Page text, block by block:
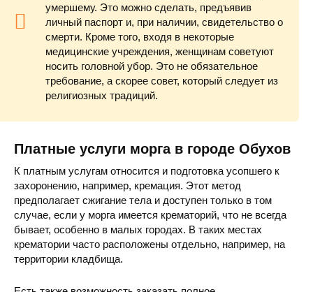
умершему. Это можно сделать, предъявив
личный паспорт и, при наличии, свидетельство о
смерти. Кроме того, входя в некоторые
медицинские учреждения, женщинам советуют
носить головной убор. Это не обязательное
требование, а скорее совет, который следует из
религиозных традиций.
Платные услуги морга в городе Обухов
К платным услугам относится и подготовка усопшего к
захоронению, например, кремация. Этот метод
предполагает сжигание тела и доступен только в том
случае, если у морга имеется крематорий, что не всегда
бывает, особенно в малых городах. В таких местах
крематории часто расположены отдельно, например, на
территории кладбища.